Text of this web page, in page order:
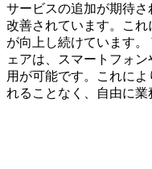
サービスの追加が期待
改善されています。こ
が向上し続けています。
ェアは、スマートフォ
用が可能です。これに
れることなく、自由に業